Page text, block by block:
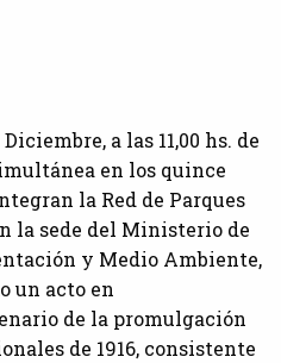
a las 11,00 hs. de
en los quince
la Red de Parques
la sede del Ministerio de
y Medio Ambiente,
un acto en
de la promulgación
de 1916, consistente